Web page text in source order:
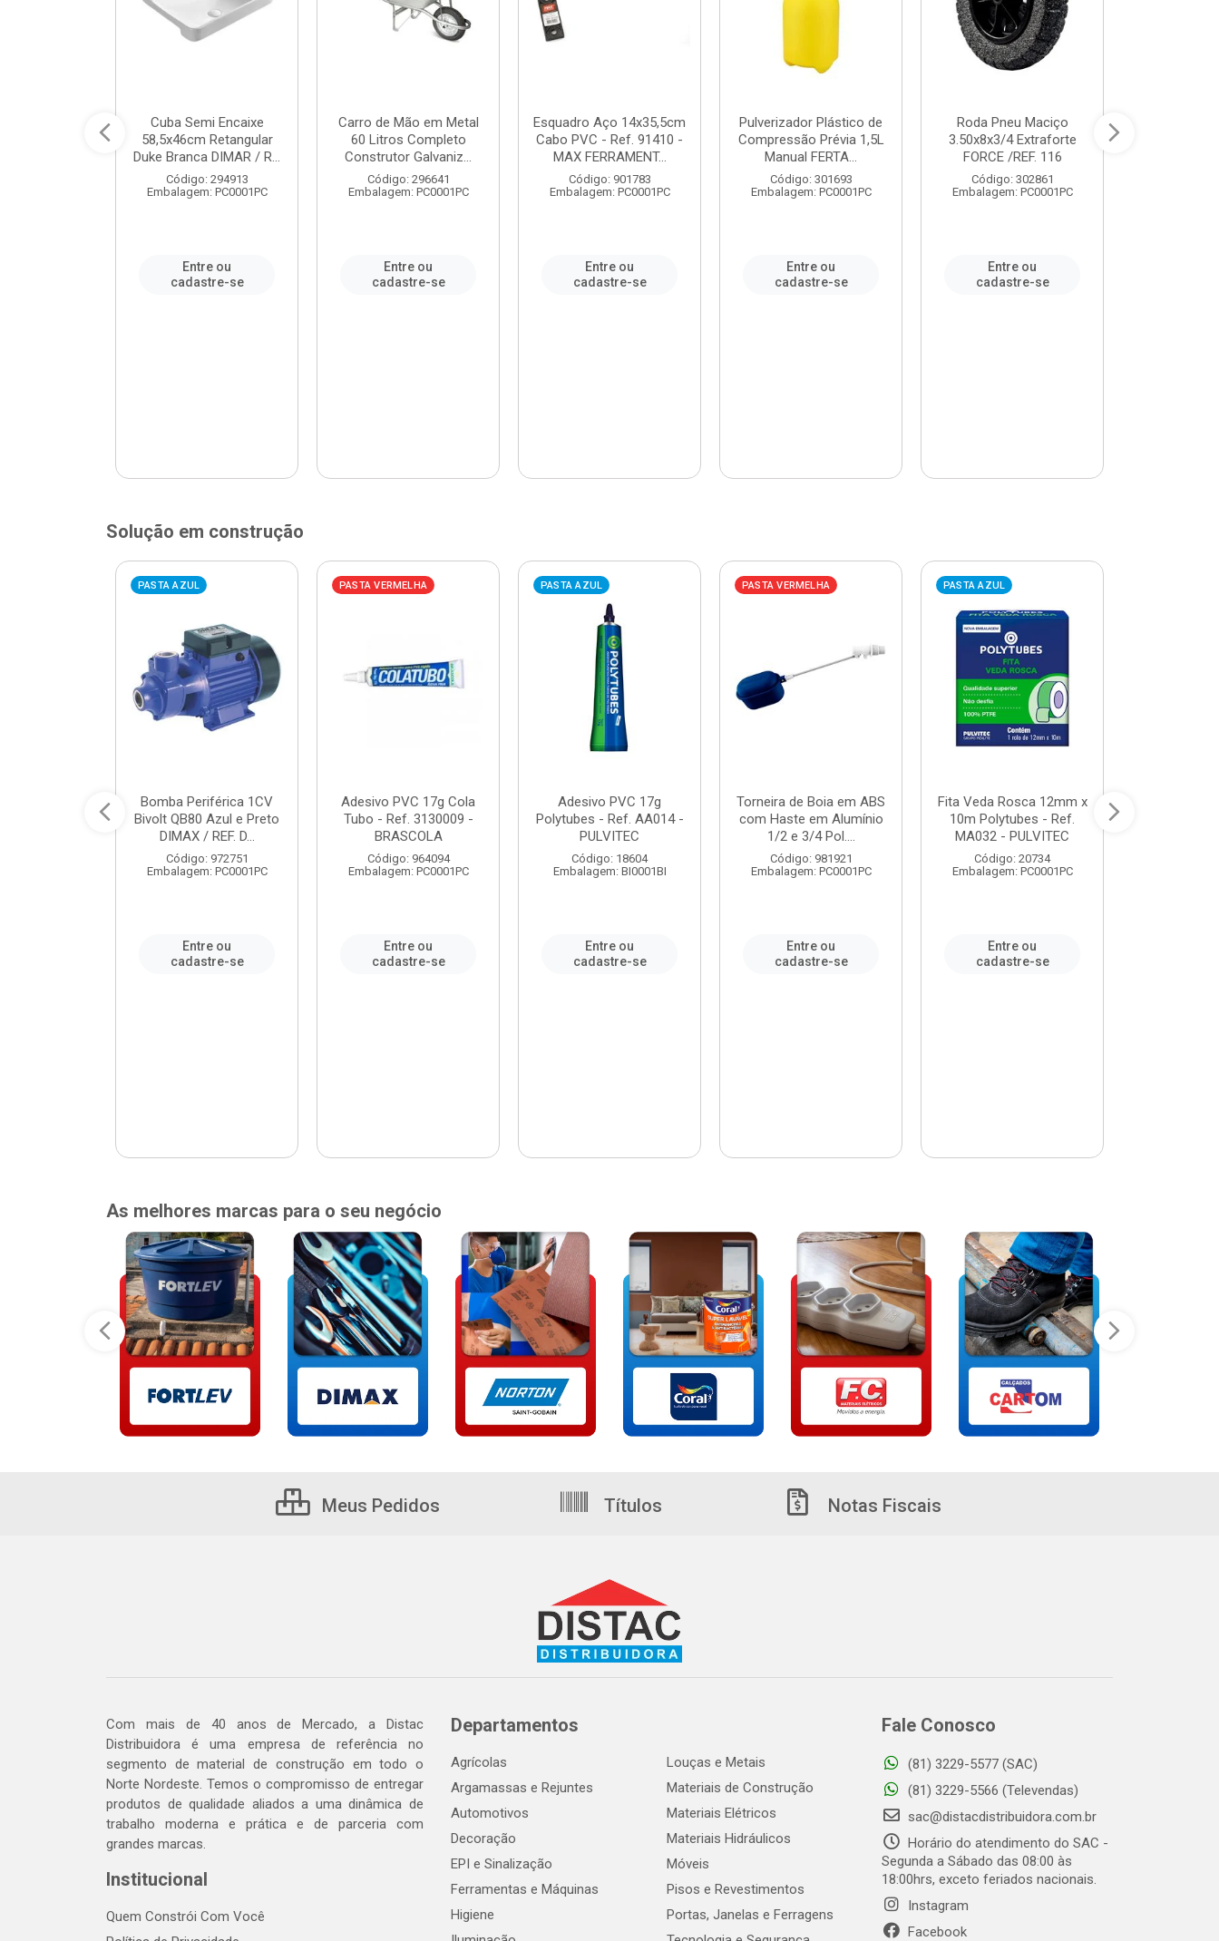
Cuba Semi Encaixe
58,5x46cm Retangular
Duke Branca DIMAR / R...
Código: 294913
Embalagem: PC0001PC
Entre ou
cadastre-se
Carro de Mão em Metal
60 Litros Completo
Construtor Galvaniz...
Código: 296641
Embalagem: PC0001PC
Entre ou
cadastre-se
Esquadro Aço 14x35,5cm
Cabo PVC - Ref. 91410 -
MAX FERRAMENT...
Código: 901783
Embalagem: PC0001PC
Entre ou
cadastre-se
Pulverizador Plástico de
Compressão Prévia 1,5L
Manual FERTA...
Código: 301693
Embalagem: PC0001PC
Entre ou
cadastre-se
Roda Pneu Maciço
3.50x8x3/4 Extraforte
FORCE /REF. 116
Código: 302861
Embalagem: PC0001PC
Entre ou
cadastre-se
Solução em construção
PASTA AZUL
Bomba Periférica 1CV
Bivolt QB80 Azul e Preto
DIMAX / REF. D...
Código: 972751
Embalagem: PC0001PC
Entre ou
cadastre-se
PASTA VERMELHA
Adesivo PVC 17g Cola
Tubo - Ref. 3130009 -
BRASCOLA
Código: 964094
Embalagem: PC0001PC
Entre ou
cadastre-se
PASTA AZUL
Adesivo PVC 17g
Polytubes - Ref. AA014 -
PULVITEC
Código: 18604
Embalagem: BI0001BI
Entre ou
cadastre-se
PASTA VERMELHA
Torneira de Boia em ABS
com Haste em Alumínio
1/2 e 3/4 Pol....
Código: 981921
Embalagem: PC0001PC
Entre ou
cadastre-se
PASTA AZUL
Fita Veda Rosca 12mm x
10m Polytubes - Ref.
MA032 - PULVITEC
Código: 20734
Embalagem: PC0001PC
Entre ou
cadastre-se
As melhores marcas para o seu negócio
Meus Pedidos Títulos Notas Fiscais
Com mais de 40 anos de Mercado, a Distac
Distribuidora é uma empresa de referência no
segmento de material de construção em todo o
Norte Nordeste. Temos o compromisso de entregar
produtos de qualidade aliados a uma dinâmica de
trabalho moderna e prática e de parceria com
grandes marcas.
Institucional
Quem Constrói Com Você
Departamentos
Agrícolas
Argamassas e Rejuntes
Automotivos
Decoração
EPI e Sinalização
Ferramentas e Máquinas
Higiene
Louças e Metais
Materiais de Construção
Materiais Elétricos
Materiais Hidráulicos
Móveis
Pisos e Revestimentos
Portas, Janelas e Ferragens
Fale Conosco
(81) 3229-5577 (SAC)
(81) 3229-5566 (Televendas)
sac@distacdistribuidora.com.br
Horário do atendimento do SAC -
Segunda a Sábado das 08:00 às
18:00hrs, exceto feriados nacionais.
Instagram
Facebook